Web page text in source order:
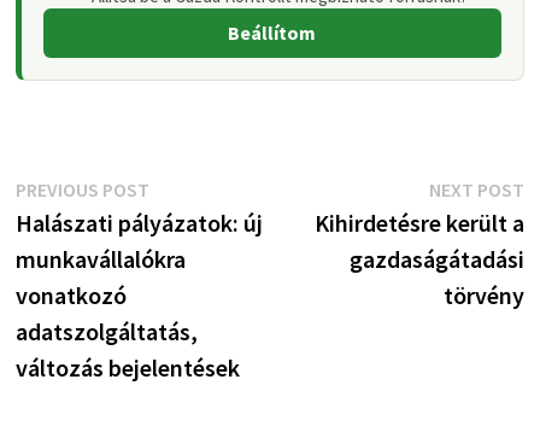
Beállítom
Bejegyzés
navigáció
PREVIOUS POSTPrevious
post:
Halászati pályázatok: új
munkavállalókra
vonatkozó
adatszolgáltatás,
változás bejelentések
NEXT POST
Kihirdetésre került a
gazdaságátadási
törvény